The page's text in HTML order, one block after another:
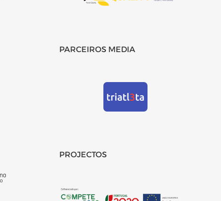
PARCEIROS MEDIA
PROJECTOS